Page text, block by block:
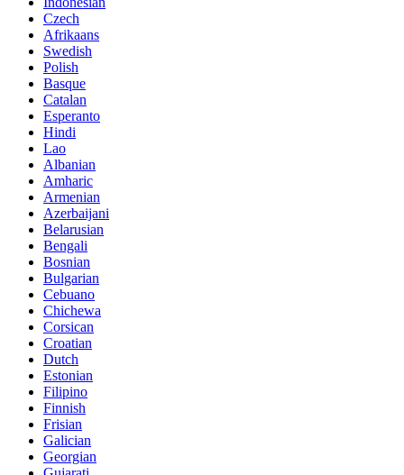
Czech
Afrikaans
Swedish
Polish
Basque
Catalan
Esperanto
Hindi
Lao
Albanian
Amharic
Armenian
Azerbaijani
Belarusian
Bengali
Bosnian
Bulgarian
Cebuano
Chichewa
Corsican
Croatian
Dutch
Estonian
Filipino
Finnish
Frisian
Galician
Georgian